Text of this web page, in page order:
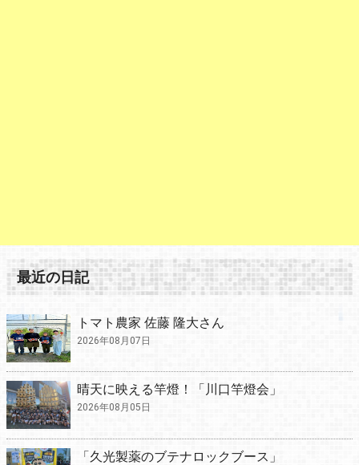
最近の日記
トマト農家 佐藤 隆大さん
2026年08月07日
晴天に映える竿燈！「川口竿燈会」
2026年08月05日
「久光製薬のブテナロックブース」